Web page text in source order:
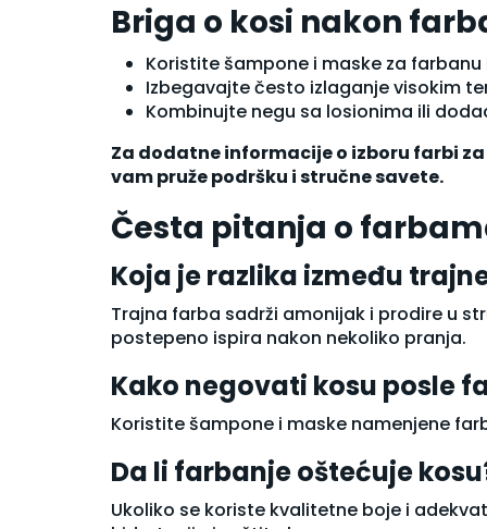
Kupke
Losioni za telo
Mleko za telo
Nega ruku
Nega stopala
Parfemi
Piling za telo
Preparati sa ureom za telo
Sapun
Sprej za telo
Stikovi i roll-on
Strije i celulit
Ulje za kupanje
Ulje za telo
Nega za muškarce
Četkice za zube
Paste za zube
Rastvori za ispiranje usta
Stanje kože
Briga o kosi nakon
Koristitešampone i maske za
Izbegavajte često izlaganje visokim
Kombinujte negu sa losionima ili
Za dodatne informacije o izboru farbi
vam pruže podršku i stručne savete.
Česta pitanja o
Koja je razlika između
Trajna farba sadrži amonijak i prodire u
postepeno ispira nakon nekoliko pranja.
Kako negovati kosu posle
Koristite šampone i maske namenjene
Da li farbanje oštećuje
Ukoliko se koriste kvalitetne boje i